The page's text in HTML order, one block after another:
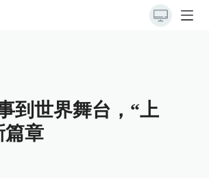
到世界舞台，“上
篇章